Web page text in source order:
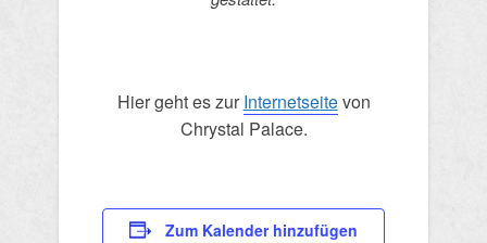
Hier geht es zur Internetseitevon
Chrystal Palace.
Zum Kalender hinzufügen